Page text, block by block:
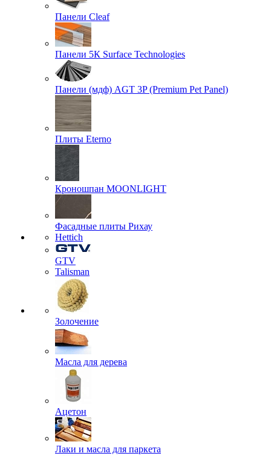
Панели Cleaf
Панели 5К Surface Technologies
Панели (мдф) AGT 3P (Premium Pet Panel)
Плиты Eterno
Кроношпан MOONLIGHT
Фасадные плиты Рихау
Hettich
GTV
Talisman
Золочение
Масла для дерева
Ацетон
Лаки и масла для паркета